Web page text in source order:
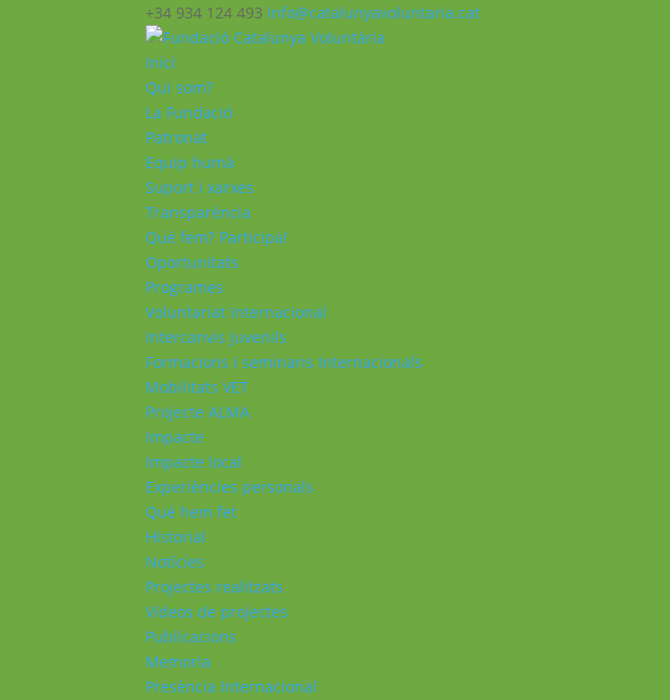
+34 934 124 493 info@catalunyavoluntaria.cat
Inici
Qui som?
La Fundació
Patronat
Equip humà
Suport i xarxes
Transparència
Què fem? Participa!
Oportunitats
Programes
Voluntariat Internacional
Intercanvis Juvenils
Formacions i seminaris Internacionals
Mobilitats VET
Projecte ALMA
Impacte
Impacte local
Experiències personals
Què hem fet
Historial
Notícies
Projectes realitzats
Vídeos de projectes
Publicacions
Memoria
Presència Internacional